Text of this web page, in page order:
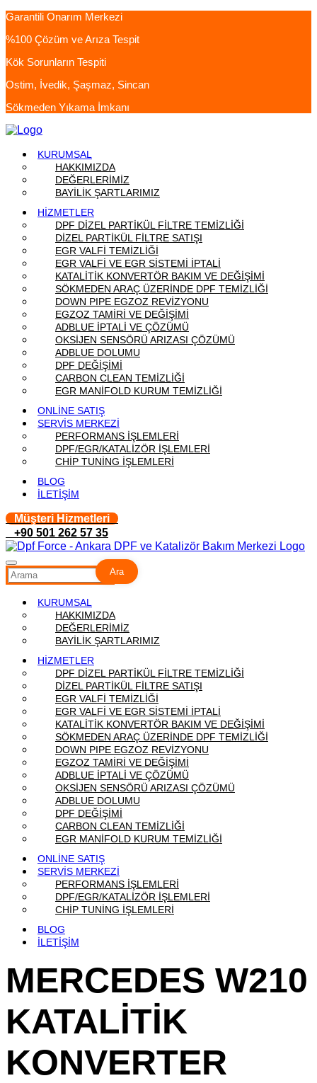
Garantili Onarım Merkezi
%100 Çözüm ve Arıza Tespit
Kök Sorunların Tespiti
Ostim, İvedik, Şaşmaz, Sincan
Sökmeden Yıkama İmkanı
KURUMSAL
HAKKIMIZDA
DEĞERLERİMİZ
BAYİLİK ŞARTLARIMIZ
HİZMETLER
DPF DİZEL PARTİKÜL FİLTRE TEMİZLİĞİ
DİZEL PARTİKÜL FİLTRE SATIŞI
EGR VALFİ TEMİZLİĞİ
EGR VALFİ VE EGR SİSTEMİ İPTALİ
KATALİTİK KONVERTÖR BAKIM VE DEĞİŞİMİ
SÖKMEDEN ARAÇ ÜZERİNDE DPF TEMİZLİĞİ
DOWN PIPE EGZOZ REVİZYONU
EGZOZ TAMİRİ VE DEĞİŞİMİ
ADBLUE İPTALİ VE ÇÖZÜMÜ
OKSİJEN SENSÖRÜ ARIZASI ÇÖZÜMÜ
ADBLUE DOLUMU
DPF DEĞİŞİMİ
CARBON CLEAN TEMİZLİĞİ
EGR MANİFOLD KURUM TEMİZLİĞİ
ONLİNE SATIŞ
SERVİS MERKEZİ
PERFORMANS İŞLEMLERİ
DPF/EGR/KATALİZÖR İŞLEMLERİ
CHİP TUNİNG İŞLEMLERİ
BLOG
İLETİŞİM
Müşteri Hizmetleri
+90 501 262 57 35
Ara
KURUMSAL
HAKKIMIZDA
DEĞERLERİMİZ
BAYİLİK ŞARTLARIMIZ
HİZMETLER
DPF DİZEL PARTİKÜL FİLTRE TEMİZLİĞİ
DİZEL PARTİKÜL FİLTRE SATIŞI
EGR VALFİ TEMİZLİĞİ
EGR VALFİ VE EGR SİSTEMİ İPTALİ
KATALİTİK KONVERTÖR BAKIM VE DEĞİŞİMİ
SÖKMEDEN ARAÇ ÜZERİNDE DPF TEMİZLİĞİ
DOWN PIPE EGZOZ REVİZYONU
EGZOZ TAMİRİ VE DEĞİŞİMİ
ADBLUE İPTALİ VE ÇÖZÜMÜ
OKSİJEN SENSÖRÜ ARIZASI ÇÖZÜMÜ
ADBLUE DOLUMU
DPF DEĞİŞİMİ
CARBON CLEAN TEMİZLİĞİ
EGR MANİFOLD KURUM TEMİZLİĞİ
ONLİNE SATIŞ
SERVİS MERKEZİ
PERFORMANS İŞLEMLERİ
DPF/EGR/KATALİZÖR İŞLEMLERİ
CHİP TUNİNG İŞLEMLERİ
BLOG
İLETİŞİM
MERCEDES W210
KATALİTİK
KONVERTER